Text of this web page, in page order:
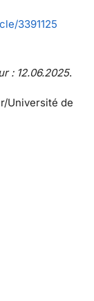
3391125
: 12.06.2025.
Université de